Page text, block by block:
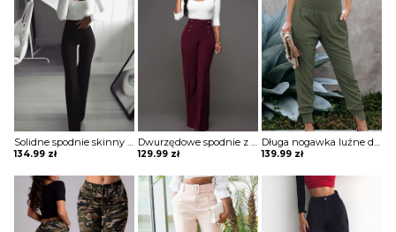
Solidne spodnie skinny z wysokim stanem szorty Katha
134.99 zł
Dwurzędowe spodnie z wysokim stanem i szerokimi nogawkami szorty Thurayya
129.99 zł
Długa nogawka luźne dresowe jednolite bez wzoru ściągacz marszczenie kieszenie casual spodnie Beezie
139.99 zł